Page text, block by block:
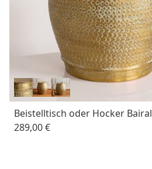
Beistelltisch oder Hocker Bairal
289,00 €